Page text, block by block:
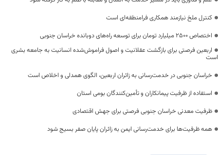
کنترل ملخ نیازمند همکاری فرامنطقه‌ای است
اختصاص 2500 میلیارد تومان برای توسعه راه‌های دوبانده خراسان جنوبی
اربعین فرصتی برای بازگشت عقلانیت و اصول فراموش‌شده انسانیت به جامعه بشری
است
خراسان جنوبی در خدمت‌رسانی به زائران اربعین، الگوی همدلی و اخلاص است
استفاده از ظرفیت پیمانکاران و تأمین‌کنندگان بومی استان
ظرفیت معدنی خراسان جنوبی فرصتی برای جهش اقتصادی
همه ظرفیت‌ها برای خدمت‌رسانی ایمن به زائران پایان صفر بسیج شود